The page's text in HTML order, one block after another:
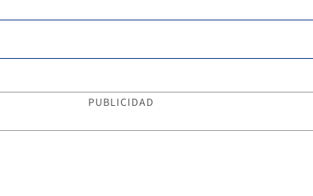
PUBLICIDAD